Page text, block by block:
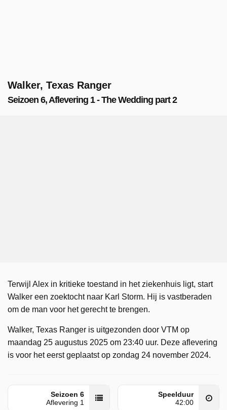
Walker, Texas Ranger
Seizoen 6, Aflevering 1 - The Wedding part 2
Terwijl Alex in kritieke toestand in het ziekenhuis ligt, start
Walker een zoektocht naar Karl Storm. Hij is vastberaden
om de man voor het gerecht te brengen.
Walker, Texas Ranger is uitgezonden door VTM op
maandag 25 augustus 2025 om 23:40 uur. Deze aflevering
is voor het eerst geplaatst op zondag 24 november 2024.
Seizoen 6
Aflevering 1
Speelduur
42:00